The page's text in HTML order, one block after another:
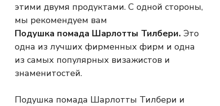
этими двумя продуктами. С одной стороны,
мы рекомендуем вам
Подушка помада Шарлотты Тилбери. Это
одна из лучших фирменных фирм и одна
из самых популярных визажистов и
знаменитостей.
Подушка помада Шарлотты Тилбери и